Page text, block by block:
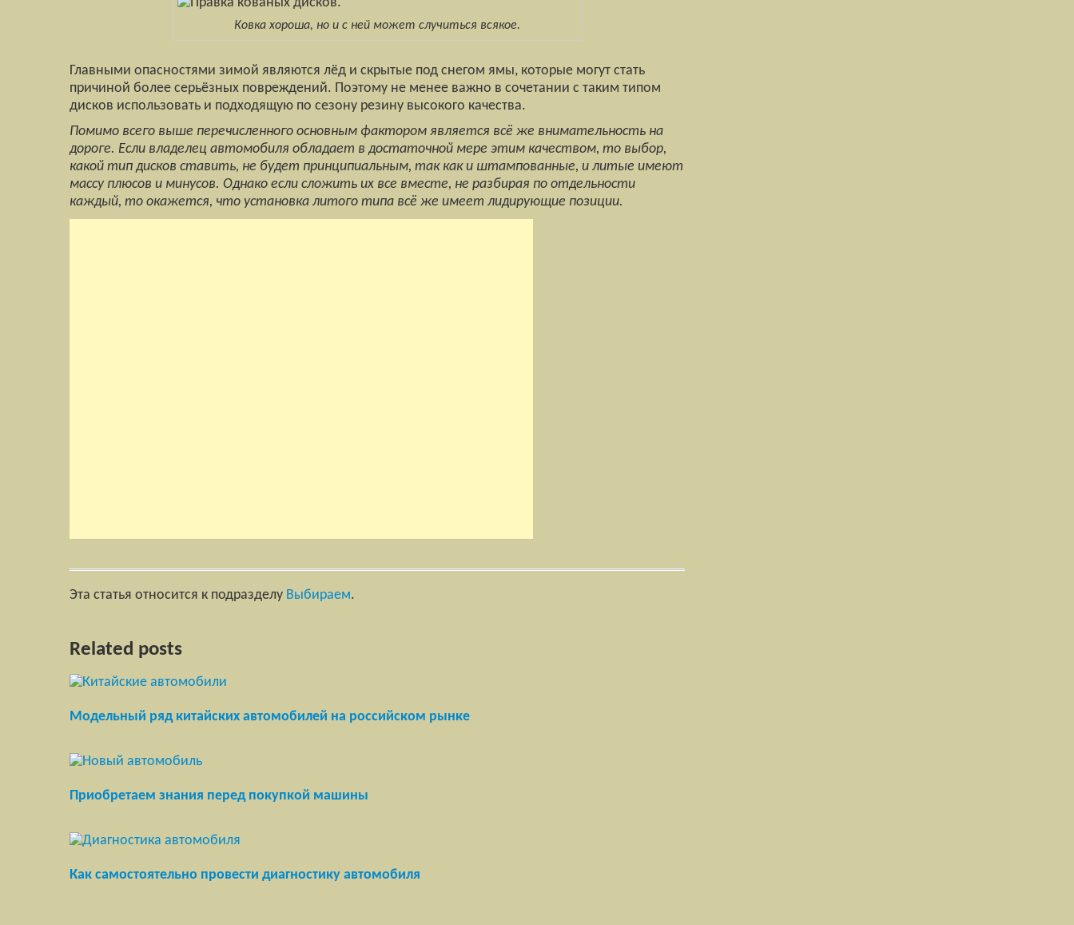
Ковка хороша, но и с ней может случиться всякое.
Главными опасностями зимой являются лёд и скрытые под снегом ямы, которые могут стать
причиной более серьёзных повреждений. Поэтому не менее важно в сочетании с таким типом
дисков использовать и подходящую по сезону резину высокого качества.
Помимо всего выше перечисленного основным фактором является всё же внимательность на
дороге. Если владелец автомобиля обладает в достаточной мере этим качеством, то выбор,
какой тип дисков ставить, не будет принципиальным, так как и штампованные, и литые имеют
массу плюсов и минусов. Однако если сложить их все вместе, не разбирая по отдельности
каждый, то окажется, что установка литого типа всё же имеет лидирующие позиции.
Эта статья относится к подразделу Выбираем.
Related posts
Модельный ряд китайских автомобилей на российском рынке
Приобретаем знания перед покупкой машины
Как самостоятельно провести диагностику автомобиля